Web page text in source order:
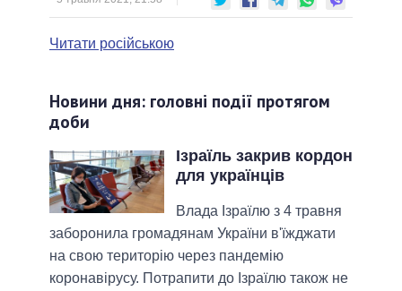
Читати російською
Новини дня: головні події протягом
доби
Ізраїль закрив кордон
для українців
Влада Ізраїлю з 4 травня
заборонила громадянам України в'їжджати
на свою територію через пандемію
коронавірусу. Потрапити до Ізраїлю також не